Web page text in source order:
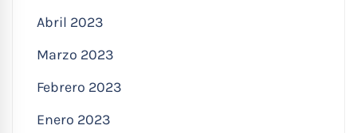
Abril 2023
Marzo 2023
Febrero 2023
Enero 2023